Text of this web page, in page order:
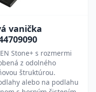
vanička
Stone+ s rozmermi
z odolného
štruktúrou.
alebo na podlahu